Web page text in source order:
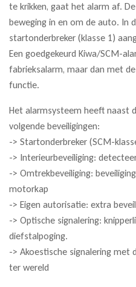
te krikken, gaat het alarm af.
beweging in en om de auto. In
startonderbreker (klasse 1)
Een goedgekeurd Kiwa/SCM-
fabrieksalarm, maar dan met
functie.
Het alarmsysteem heeft naast
volgende beveiligingen:
-> Startonderbreker (SCM-
-> Interieurbeveiliging:
-> Omtrekbeveiliging:
motorkap
-> Eigen autorisatie: extra
-> Optische signalering:
diefstalpoging.
-> Akoestische signalering
ter wereld